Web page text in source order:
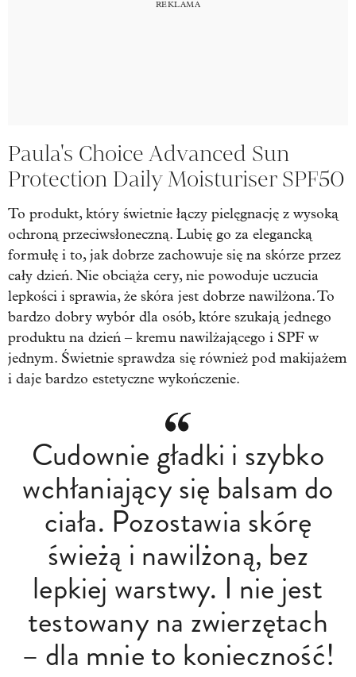
Paula's Choice Advanced Sun
Protection Daily Moisturiser SPF50
To produkt, który świetnie łączy pielęgnację z wysoką
ochroną przeciwsłoneczną. Lubię go za elegancką
formułę i to, jak dobrze zachowuje się na skórze przez
cały dzień. Nie obciąża cery, nie powoduje uczucia
lepkości i sprawia, że skóra jest dobrze nawilżona. To
bardzo dobry wybór dla osób, które szukają jednego
produktu na dzień – kremu nawilżającego i SPF w
jednym. Świetnie sprawdza się również pod makijażem
i daje bardzo estetyczne wykończenie.
Cudownie gładki i szybko
wchłaniający się balsam do
ciała. Pozostawia skórę
świeżą i nawilżoną, bez
lepkiej warstwy. I nie jest
testowany na zwierzętach
– dla mnie to konieczność!